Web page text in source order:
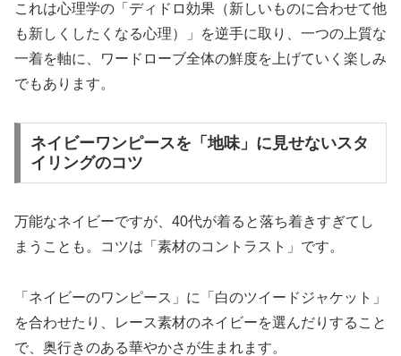
これは心理学の「ディドロ効果（新しいものに合わせて他
も新しくしたくなる心理）」を逆手に取り、一つの上質な
一着を軸に、ワードローブ全体の鮮度を上げていく楽しみ
でもあります。
ネイビーワンピースを「地味」に見せないスタ
イリングのコツ
万能なネイビーですが、40代が着ると落ち着きすぎてし
まうことも。コツは「素材のコントラスト」です。
「ネイビーのワンピース」に「白のツイードジャケット」
を合わせたり、レース素材のネイビーを選んだりすること
で、奥行きのある華やかさが生まれます。